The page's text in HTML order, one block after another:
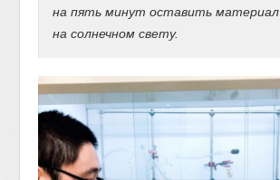
на пять минут оставить материал
на солнечном свету.